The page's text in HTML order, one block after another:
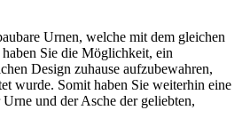
Urnen, welche mit dem gleichen
Sie die Möglichkeit, ein
Design zuhause aufzubewahren,
wurde. Somit haben Sie weiterhin eine
und der Asche der geliebten,